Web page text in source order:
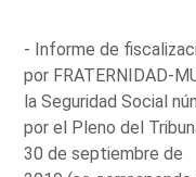
- Informe de
por FRATERNIDAD-
la Seguridad Social
por el Pleno del
30 de septiembre de